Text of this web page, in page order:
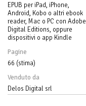
EPUB per iPad, iPhone,
Android, Kobo o altri ebook
reader, Mac o PC con Adobe
Digital Editions, oppure
dispositivi o app Kindle
Pagine
66 (stima)
Venduto da
Delos Digital srl